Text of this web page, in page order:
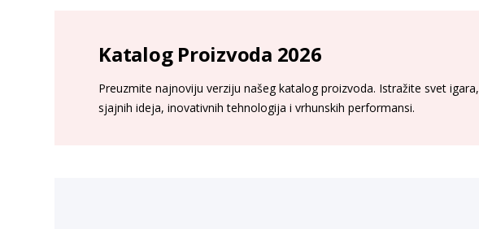
Katalog Proizvoda 2026
Preuzmite najnoviju verziju našeg katalog proizvoda. Istražite svet igara,
sjajnih ideja, inovativnih tehnologija i vrhunskih performansi.